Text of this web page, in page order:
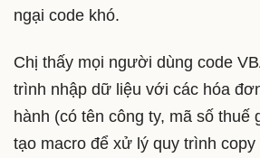
ngại code khó.
Chị thấy mọi người dùng code
trình nhập dữ liệu với các hóa
hành (có tên công ty, mã số thuế
tạo macro để xử lý quy trình